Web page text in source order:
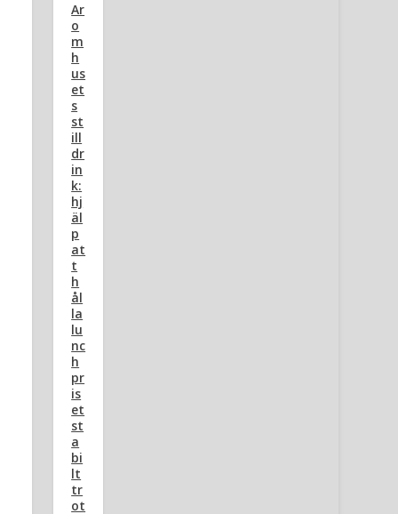
Ar
o
m
h
us
et
s
st
ill
dr
in
k:
hj
äl
p
at
t
h
ål
la
lu
nc
h
pr
is
et
st
a
bi
lt
tr
ot